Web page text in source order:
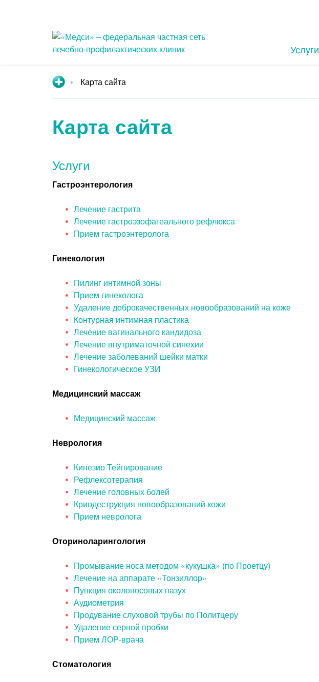
Услуги
Популярные запросы
специфический антиген)
Лабораторная диагностика
Прием невролога
Карта сайта
Карта сайта
Услуги
Гастроэнтерология
Лечение гастрита
Лечение гастроэзофагеального рефлюкса
Прием гастроэнтеролога
Гинекология
Пилинг интимной зоны
Прием гинеколога
Удаление доброкачественных новообразований на коже
Контурная интимная пластика
Лечение вагинального кандидоза
Лечение внутриматочной синехии
Лечение заболеваний шейки матки
Гинекологическое УЗИ
Медицинский массаж
Медицинский массаж
Неврология
Кинезио Тейпирование
Рефлексотерапия
Лечение головных болей
Криодеструкция новообразований кожи
Прием невролога
Оториноларингология
Промывание носа методом «кукушка» (по Проетцу)
Лечение на аппарате «Тонзиллор»
Пункция околоносовых пазух
Аудиометрия
Продувание слуховой трубы по Политцеру
Удаление серной пробки
Прием ЛОР-врача
Стоматология